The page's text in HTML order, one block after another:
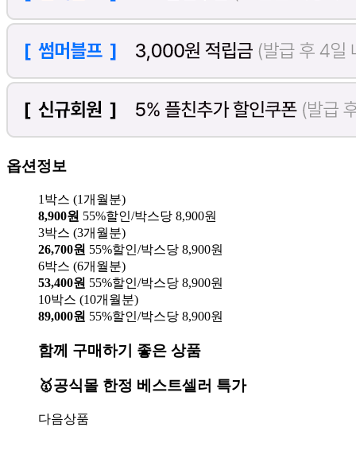
옵션정보
1박스 (1개월분)
8,900원 55%할인/박스당 8,900원
3박스 (3개월분)
26,700원 55%할인/박스당 8,900원
6박스 (6개월분)
53,400원 55%할인/박스당 8,900원
10박스 (10개월분)
89,000원 55%할인/박스당 8,900원
함께 구매하기 좋은 상품
🥇공식몰 한정 베스트셀러 특가
다음상품